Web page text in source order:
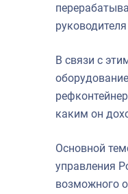
В связи с
каким он
Основной
управления
возможного